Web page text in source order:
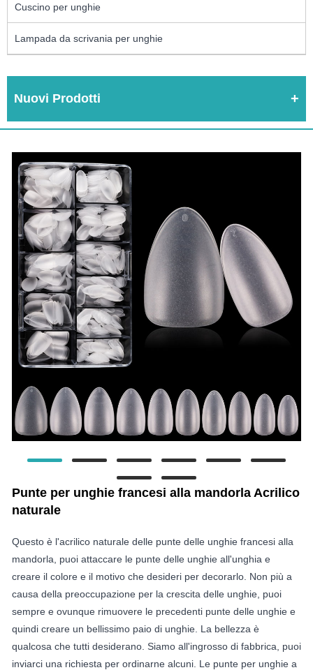
Cuscino per unghie
Lampada da scrivania per unghie
Nuovi Prodotti
Punte per unghie francesi alla mandorla Acrilico
naturale
Questo è l'acrilico naturale delle punte delle unghie francesi alla
mandorla, puoi attaccare le punte delle unghie all'unghia e
creare il colore e il motivo che desideri per decorarlo. Non più a
causa della preoccupazione per la crescita delle unghie, puoi
sempre e ovunque rimuovere le precedenti punte delle unghie e
quindi creare un bellissimo paio di unghie. La bellezza è
qualcosa che tutti desiderano. Siamo all'ingrosso di fabbrica, puoi
inviarci una richiesta per ordinarne alcuni. Le punte per unghie a